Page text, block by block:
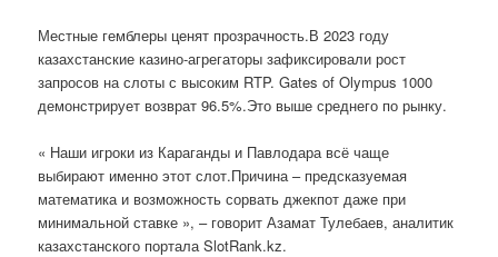
Местные гемблеры ценят прозрачность.В 2023 году
казахстанские казино-агрегаторы зафиксировали рост
запросов на слоты с высоким RTP. Gates of Olympus 1000
демонстрирует возврат 96.5%.Это выше среднего по рынку.
« Наши игроки из Караганды и Павлодара всё чаще
выбирают именно этот слот.Причина – предсказуемая
математика и возможность сорвать джекпот даже при
минимальной ставке », – говорит Азамат Тулебаев, аналитик
казахстанского портала SlotRank.kz.